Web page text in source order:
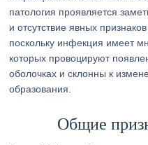
патология проявляется
и отсутствие явных
поскольку инфекция имеет
которых провоцируют
оболочках и склонны к
образования.
Общие